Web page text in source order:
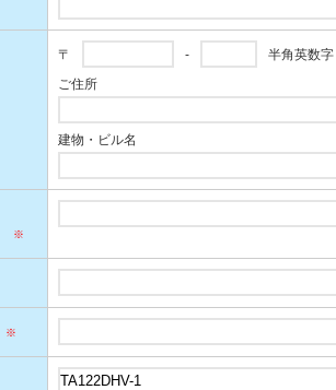
〒 -
半角英数字
ご住所
建物・ビル名